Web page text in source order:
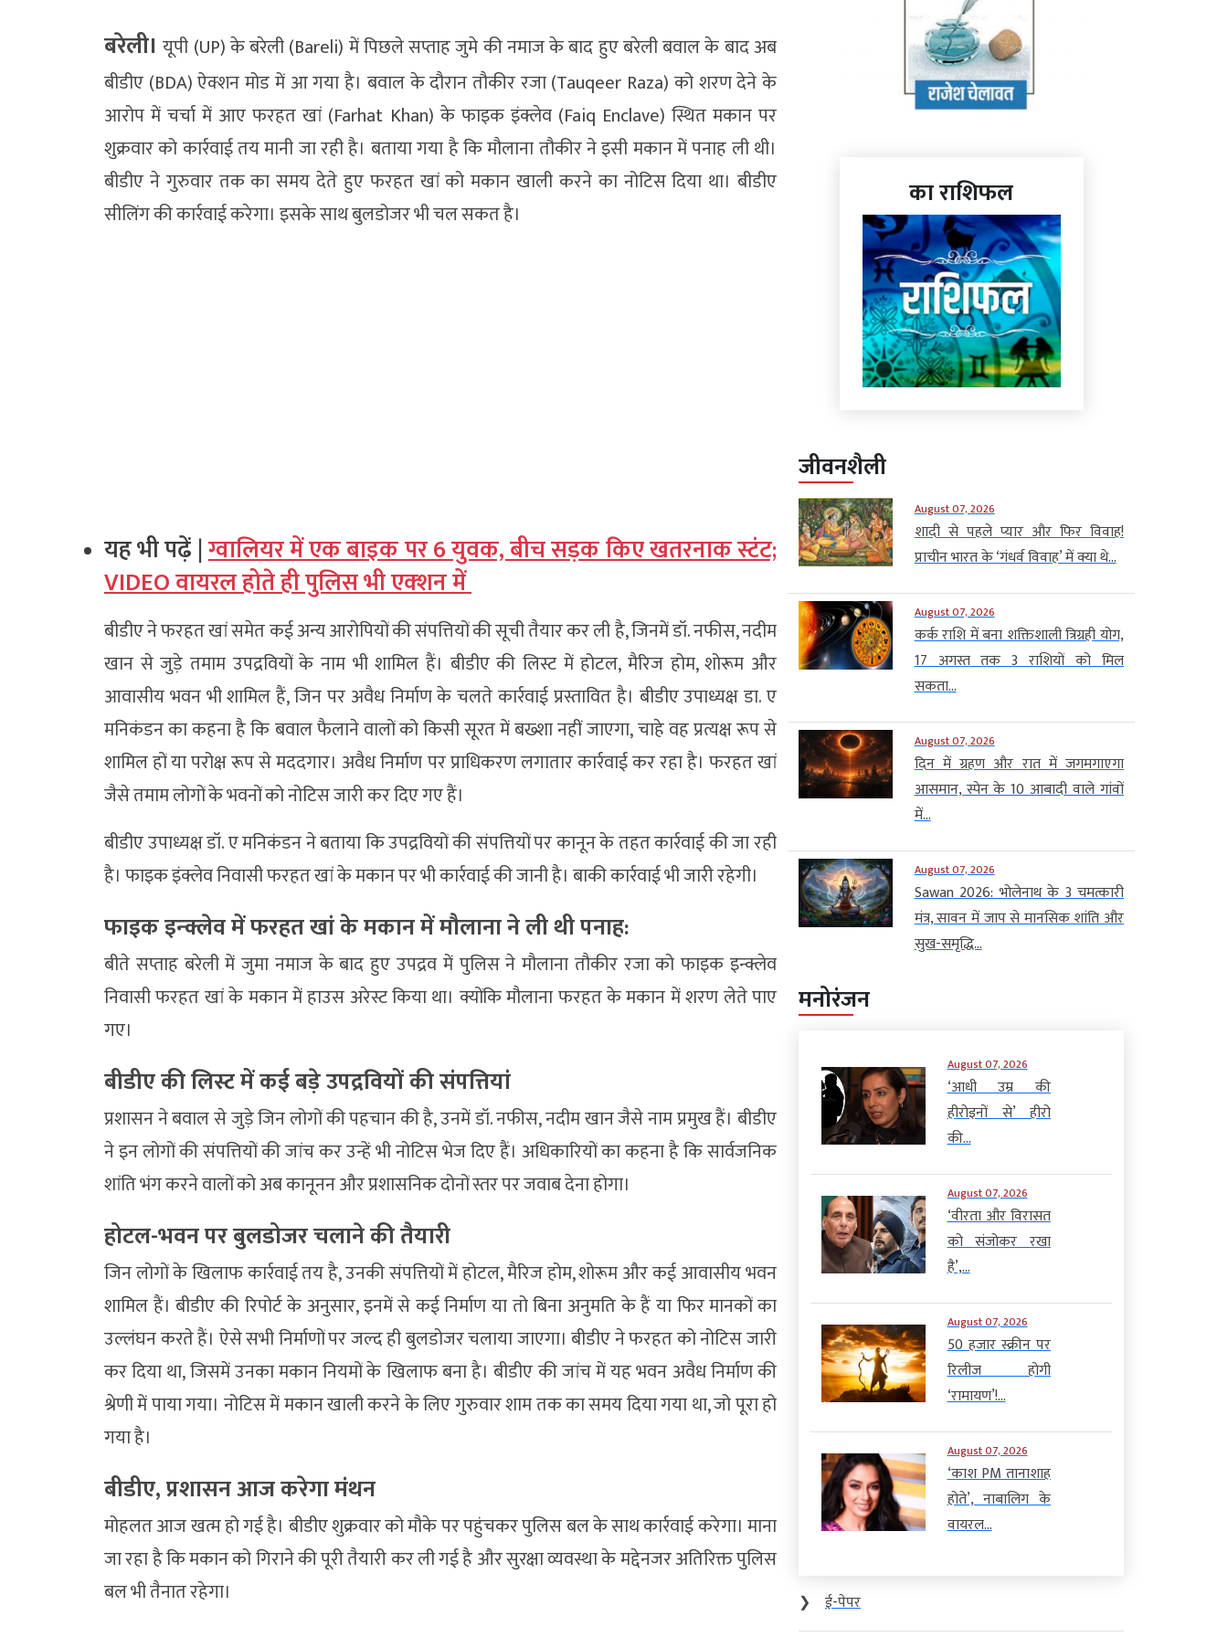
बरेली। यूपी (UP) के बरेली (Bareli) में पिछले सप्ताह जुमे की नमाज के बाद हुए बरेली बवाल के बाद अब
बीडीए (BDA) ऐक्शन मोड में आ गया है। बवाल के दौरान तौकीर रजा (Tauqeer Raza) को शरण देने के
आरोप में चर्चा में आए फरहत खां (Farhat Khan) के फाइक इंक्लेव (Faiq Enclave) स्थित मकान पर
शुक्रवार को कार्रवाई तय मानी जा रही है। बताया गया है कि मौलाना तौकीर ने इसी मकान में पनाह ली थी।
बीडीए ने गुरुवार तक का समय देते हुए फरहत खां को मकान खाली करने का नोटिस दिया था। बीडीए
सीलिंग की कार्रवाई करेगा। इसके साथ बुलडोजर भी चल सकत है।
यह भी पढ़ें |ग्वालियर में एक बाइक पर 6 युवक, बीच सड़क किए खतरनाक स्टंट;
VIDEO वायरल होते ही पुलिस भी एक्‍शन में
बीडीए ने फरहत खां समेत कई अन्य आरोपियों की संपत्तियों की सूची तैयार कर ली है, जिनमें डॉ. नफीस, नदीम
खान से जुड़े तमाम उपद्रवियों के नाम भी शामिल हैं। बीडीए की लिस्ट में होटल, मैरिज होम, शोरूम और
आवासीय भवन भी शामिल हैं, जिन पर अवैध निर्माण के चलते कार्रवाई प्रस्तावित है। बीडीए उपाध्यक्ष डा. ए
मनिकंडन का कहना है कि बवाल फैलाने वालों को किसी सूरत में बख्शा नहीं जाएगा, चाहे वह प्रत्यक्ष रूप से
शामिल हों या परोक्ष रूप से मददगार। अवैध निर्माण पर प्राधिकरण लगातार कार्रवाई कर रहा है। फरहत खां
जैसे तमाम लोगों के भवनों को नोटिस जारी कर दिए गए हैं।
बीडीए उपाध्यक्ष डॉ. ए मनिकंडन ने बताया कि उपद्रवियों की संपत्तियों पर कानून के तहत कार्रवाई की जा रही
है। फाइक इंक्लेव निवासी फरहत खां के मकान पर भी कार्रवाई की जानी है। बाकी कार्रवाई भी जारी रहेगी।
फाइक इन्क्लेव में फरहत खां के मकान में मौलाना ने ली थी पनाह:
बीते सप्ताह बरेली में जुमा नमाज के बाद हुए उपद्रव में पुलिस ने मौलाना तौकीर रजा को फाइक इन्क्लेव
निवासी फरहत खां के मकान में हाउस अरेस्ट किया था। क्योंकि मौलाना फरहत के मकान में शरण लेते पाए
गए।
बीडीए की लिस्ट में कई बड़े उपद्रवियों की संपत्तियां
प्रशासन ने बवाल से जुड़े जिन लोगों की पहचान की है, उनमें डॉ. नफीस, नदीम खान जैसे नाम प्रमुख हैं। बीडीए
ने इन लोगों की संपत्तियों की जांच कर उन्हें भी नोटिस भेज दिए हैं। अधिकारियों का कहना है कि सार्वजनिक
शांति भंग करने वालों को अब कानूनन और प्रशासनिक दोनों स्तर पर जवाब देना होगा।
होटल-भवन पर बुलडोजर चलाने की तैयारी
जिन लोगों के खिलाफ कार्रवाई तय है, उनकी संपत्तियों में होटल, मैरिज होम, शोरूम और कई आवासीय भवन
शामिल हैं। बीडीए की रिपोर्ट के अनुसार, इनमें से कई निर्माण या तो बिना अनुमति के हैं या फिर मानकों का
उल्लंघन करते हैं। ऐसे सभी निर्माणों पर जल्द ही बुलडोजर चलाया जाएगा। बीडीए ने फरहत को नोटिस जारी
कर दिया था, जिसमें उनका मकान नियमों के खिलाफ बना है। बीडीए की जांच में यह भवन अवैध निर्माण की
श्रेणी में पाया गया। नोटिस में मकान खाली करने के लिए गुरुवार शाम तक का समय दिया गया था, जो पूरा हो
गया है।
बीडीए, प्रशासन आज करेगा मंथन
मोहलत आज खत्म हो गई है। बीडीए शुक्रवार को मौके पर पहुंचकर पुलिस बल के साथ कार्रवाई करेगा। माना
जा रहा है कि मकान को गिराने की पूरी तैयारी कर ली गई है और सुरक्षा व्यवस्था के मद्देनजर अतिरिक्त पुलिस
बल भी तैनात रहेगा।
का राशिफल
जीवनशैली
August 07, 2026
शादी से पहले प्यार और फिर विवाह!
प्राचीन भारत के ‘गंधर्व विवाह’ में क्या थे...
August 07, 2026
कर्क राशि में बना शक्तिशाली त्रिग्रही योग,
17 अगस्त तक 3 राशियों को मिल
सकता...
August 07, 2026
दिन में ग्रहण और रात में जगमगाएगा
आसमान, स्पेन के 10 आबादी वाले गांवों
में...
August 07, 2026
Sawan 2026: भोलेनाथ के 3 चमत्कारी
मंत्र, सावन में जाप से मानसिक शांति और
सुख-समृद्धि...
मनोरंजन
August 07, 2026
‘आधी उम्र की
हीरोइनों से’ हीरो
की...
August 07, 2026
‘वीरता और विरासत
को संजोकर रखा
है’,...
August 07, 2026
50 हजार स्क्रीन पर
रिलीज होगी
‘रामायण’!...
August 07, 2026
‘काश PM तानाशाह
होते’, नाबालिग के
वायरल...
❯
ई-पेपर